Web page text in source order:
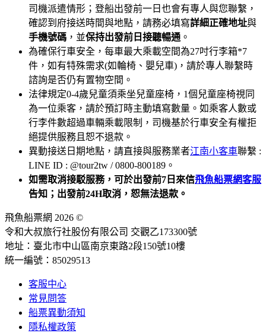
司機派遣情形；登船出發前一日也會有專人與您聯繫，
確認到府接送時間與地點，請務必填寫詳細正確地址與
手機號碼 ，並保持出發前日接聽暢通 。
為確保行車安全，每車最大乘載空間為27吋行李箱*7
件，如有特殊需求(如輪椅、嬰兒車)，請於專人聯繫時
諮詢是否仍有置物空間。
法律規定0-4歲兒童須乘坐兒童座椅，1個兒童座椅視同
為一位乘客，請於預訂時主動填寫數量。如乘客人數或
行李件數超過車輛乘載限制，司機基於行車安全有權拒
絕提供服務且恕不退款。
異動接送日期地點，請直接與服務業者江南小客車聯繫 :
LINE ID : @tour2tw / 0800-800189。
如需取消接駁服務，可於出發前7日來信飛魚船票網客服
告知；出發前24H取消，恕無法退款。
飛魚船票網 2026 ©
令和大叔旅行社股份有限公司 交觀乙173300號
地址：臺北市中山區南京東路2段150號10樓
統一編號：85029513
客服中心
常見問答
船票異動須知
隱私權政策